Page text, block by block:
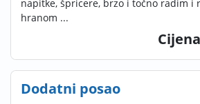
napitke, špricere, brzo i točno radim i
hranom ...
Dodatni posao